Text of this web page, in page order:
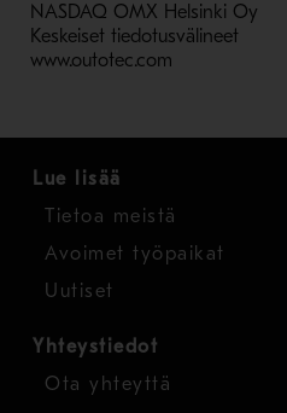
NASDAQ OMX Helsinki Oy
Keskeiset tiedotusvälineet
www.outotec.com
Lue lisää
Tietoa meistä
Avoimet työpaikat
Uutiset
Yhteystiedot
Ota yhteyttä